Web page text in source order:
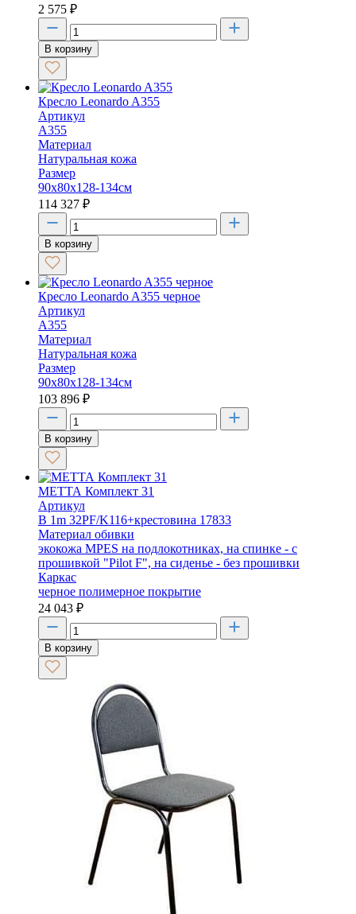
2 575 ₽
В корзину
Кресло Leonardo A355
Артикул
A355
Материал
Натуральная кожа
Размер
90x80x128-134см
114 327 ₽
В корзину
Кресло Leonardo A355 черное
Артикул
A355
Материал
Натуральная кожа
Размер
90x80x128-134см
103 896 ₽
В корзину
МЕТТА Комплект 31
Артикул
B 1m 32PF/K116+крестовина 17833
Материал обивки
экокожа MPES на подлокотниках, на спинке - с
прошивкой "Pilot F", на сиденье - без прошивки
Каркас
черное полимерное покрытие
24 043 ₽
В корзину